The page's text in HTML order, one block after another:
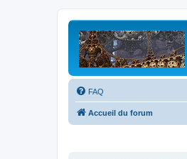
FAQ
Accueil du forum